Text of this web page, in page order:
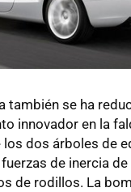
también se ha
innovador en la
los dos árboles de
de inercia
de rodillos. La